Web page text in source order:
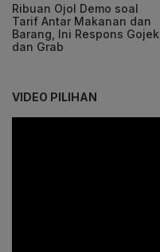
Ribuan Ojol Demo soal
Tarif Antar Makanan dan
Barang, Ini Respons Gojek
dan Grab
VIDEO PILIHAN